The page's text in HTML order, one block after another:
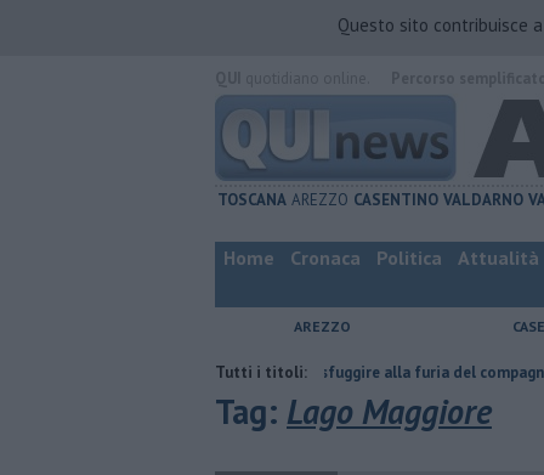
Questo sito contribuisce
TOSCANA AREZZO CASENTINO VALDARNO
Home Cronaca Politica Attualità
AREZZO
Tutti i titoli:
Nascosta in un bar per sfuggire alla furia del compagno ​Tutte
Tag: Lago Maggiore